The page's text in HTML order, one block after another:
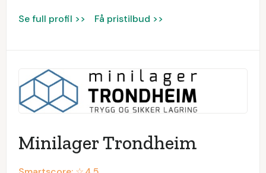
Se full profil >> Få pristilbud >>
Minilager Trondheim